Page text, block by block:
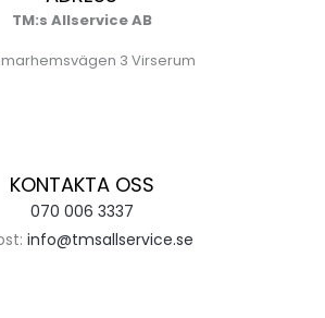
TM:s Allservice AB
3 Virserum
KONTAKTA OSS
070 006 3337
info@tmsallservice.se